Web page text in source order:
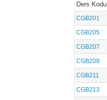
Ders Kodu
CGB201
CGB205
CGB207
CGB209
CGB211
CGB213